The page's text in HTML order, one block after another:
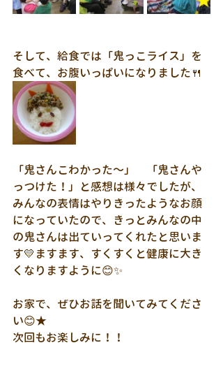
そして、給食では「鬼っこライス」を
食べて、お腹いっぱいになりました🍴
「鬼さんこわかった～」　「鬼さんや
っつけた！」と感想は様々でしたが、
みんなの表情はやりきったようなお顔
になっていたので、きっとみんなの中
の鬼さんは出ていってくれたと思いま
す💛ますます、すくすくと健康に大き
くなりますように😊✨
お家で、ぜひお話を聞いてみてくださ
い😊★
次回もお楽しみに！！